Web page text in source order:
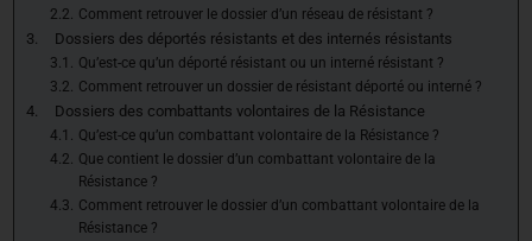
Comment retrouver le dossier d’un réseau de résistant ?
Dossiers des déportés résistants et des internés résistants
Qu’est-ce qu’un déporté résistant ou un interné résistant ?
Comment retrouver un dossier de résistant déporté ou interné ?
Dossiers des combattants volontaires de la Résistance
Qu’est-ce qu’un combattant volontaire de la Résistance ?
Que contient le dossier d’un combattant volontaire de la
Résistance ?
Comment retrouver le dossier d’un combattant volontaire de la
Résistance ?